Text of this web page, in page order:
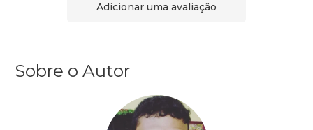
Adicionar uma avaliação
Sobre o Autor